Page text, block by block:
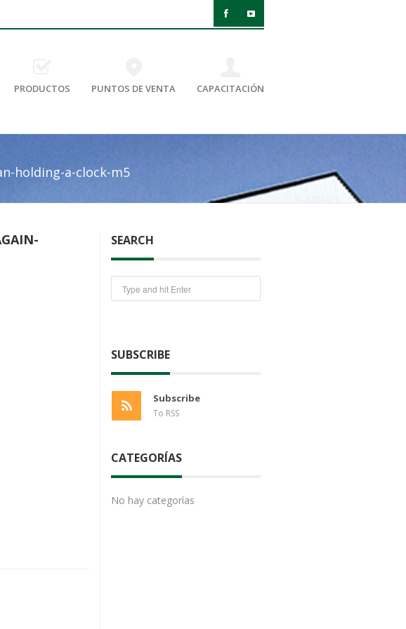
PRODUCTOS PUNTOS DE VENTA CAPACITACIÓN
holding-a-clock-m5
SEARCH
SUBSCRIBE
Subscribe
To RSS
CATEGORÍAS
No hay categorías